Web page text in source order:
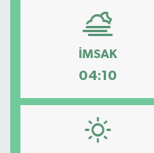
İMSAK
04:10
KÜLTÜR SANAT
Oyun
POLİTİKA